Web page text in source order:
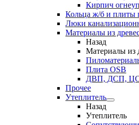
Кирпич
Кольца ж/б и плиты
Люки
Материалы из
Назад
Материалы из
Плита OSB
ДВП, ДСП,
Прочее
Утеплитель
Назад
Утеплитель